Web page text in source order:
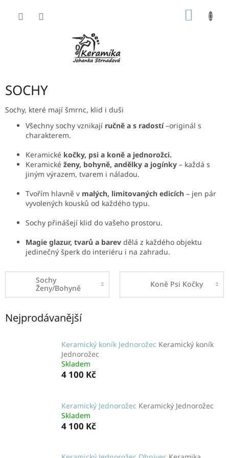
SOCHY
Sochy, které mají šmrnc, klid i duši
Všechny sochy vznikají ručně a s radostí–originál s
charakterem.
Keramické kočky, psi a koně a jednorožci.
Keramické ženy, bohyně, andělky a jogínky – každá s
jiným výrazem, tvarem i náladou.
Tvořím hlavně v malých, limitovaných edicích – jen pár
vyvolených kousků od každého typu.
Sochy přinášejí klid do vašeho prostoru.
Magie glazur, tvarů a barev dělá z každého objektu
jedinečný šperk do interiéru i na zahradu.
Sochy
Ženy/Bohyně
Koně Psi Kočky
Nejprodávanější
Keramický koník Jednorožec Keramický koník
Jednorožec
Skladem
4 100 Kč
Keramický Jednorožec Keramický Jednorožec
Skladem
4 100 Kč